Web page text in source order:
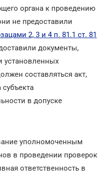
органа к проведению
не предоставили
2, 3 и 4 п. 81.1 ст. 81
документы,
составляться акт,
в допуске
уполномоченным
в проведении проверок
ответственность в